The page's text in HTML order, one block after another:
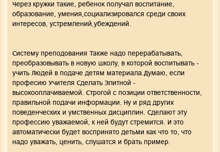
Через кружки такие, ребенок получал воспитание,
образование, умения,социализировался среди своих
интересов, устремлений,убеждений.
Систему преподования Также надо перерабатывать,
преобразовывать в новую школу, в которой воспитывать -
учить Людей в подаче детям материала.Думаю, если
професию Учителя Сделать Элитной -
высокооплачиваемой. Строгой с позиции ответственности,
правильной подачи информации. Ну и ряд других
поведенческих и умственных дисциплин. Сделают эту
профессию уважаемой, к ней будут стремится. И это
автоматически будет воспринято детьми как что то, что
надо уважать, ценить, слушатся и брать пример.